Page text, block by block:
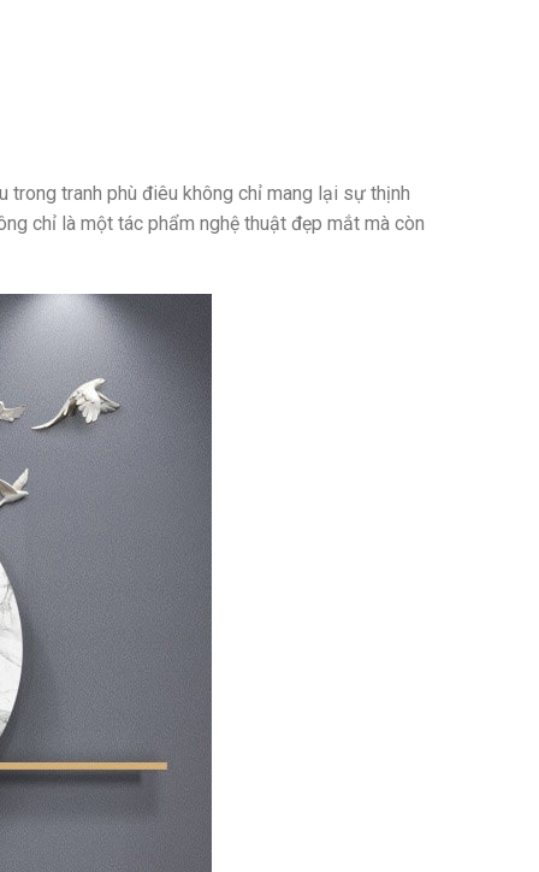
trong tranh phù điêu không chỉ mang lại sự thịnh
chỉ là một tác phẩm nghệ thuật đẹp mắt mà còn